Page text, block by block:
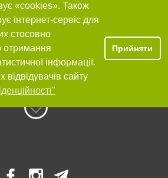
«cookies». Також
інтернет-сервіс для
стосовно
отримання
інформації.
сайту
Прийняти